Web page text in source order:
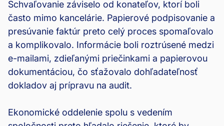
Schvaľovanie záviselo od konateľov, ktorí boli
často mimo kancelárie. Papierové podpisovanie a
presúvanie faktúr preto celý proces spomaľovalo
a komplikovalo. Informácie boli roztrúsené medzi
e-mailami, zdieľanými priečinkami a papierovou
dokumentáciou, čo sťažovalo dohľadateľnosť
dokladov aj prípravu na audit.
Ekonomické oddelenie spolu s vedením